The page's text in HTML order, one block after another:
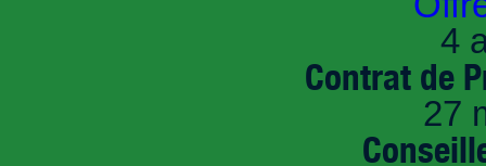
4
Contrat de
27